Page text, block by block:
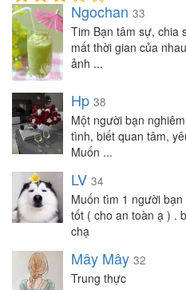
Ngochan 33
Tim Bạn tâm sự, chia
mất thời gian của
ảnh ...
Hp 38
Một người bạn
tình, biết quan tâm,
Muốn ...
LV 34
Muốn tìm 1 người
tốt ( cho an toàn ạ ) .
chạ
Mây Mây 32
Trung thực